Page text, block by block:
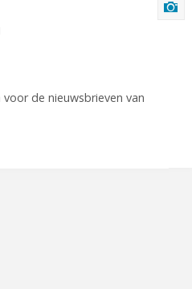
de nieuwsbrieven van